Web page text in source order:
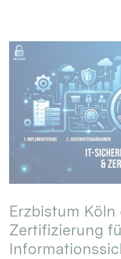
Erzbistum Köln
Zertifizierung